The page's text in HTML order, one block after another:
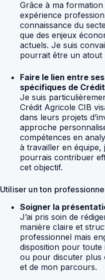
Grâce à ma
expérience
connaissance du
que des enjeux
actuels. Je suis
pourrait être un atout
Faire le lien entre
spécifiques de
Je suis
Crédit Agricole CIB
dans leurs projets
approche
compétences en
à travailler en équipe,
pourrais contribuer
cet objectif.
Utiliser un ton
Soigner la
J’ai pris soin de
manière claire et
professionnel mais
disposition pour
ou pour discuter plus
et de mon parcours.